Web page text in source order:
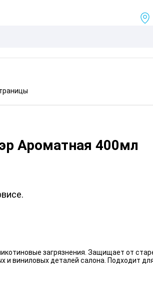
Ароматная 400мл
загрязнения. Защищает от
виниловых деталей салона. Подходит